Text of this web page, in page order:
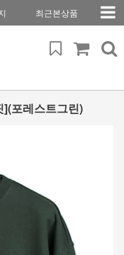
최근본상품
](포레스트그린)